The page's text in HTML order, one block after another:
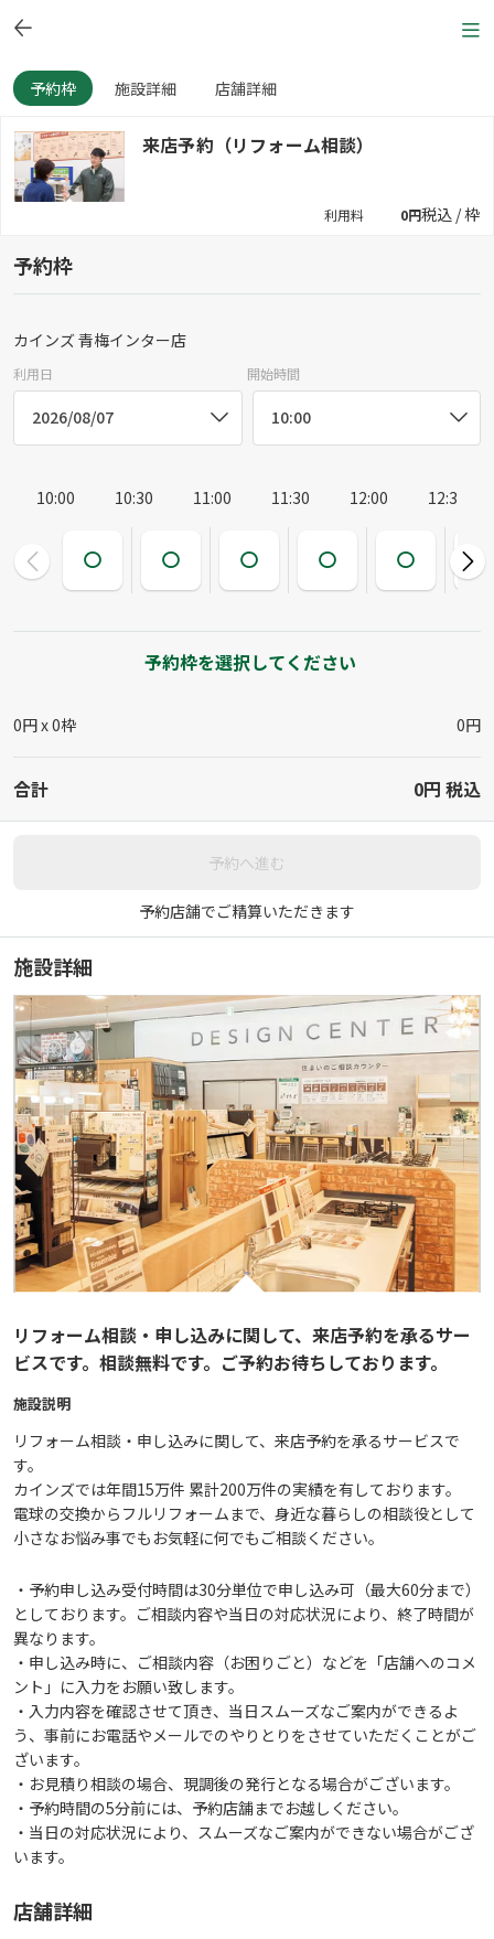
予約枠 施設詳細 店舗詳細
来店予約（リフォーム相談）
利用料 0円税込 / 枠
予約枠
カインズ 青梅インター店
利用日
2026/08/07
開始時間
10:00
10:00 10:30 11:00 11:30 12:00 12:30
予約枠を選択してください
0円 x0枠 0円
合計 0円 税込
予約へ進む
予約店舗でご精算いただきます
施設詳細
リフォーム相談・申し込みに関して、来店予約を承るサー
ビスです。相談無料です。ご予約お待ちしております。
施設説明
リフォーム相談・申し込みに関して、来店予約を承るサービスで
す。
カインズでは年間15万件 累計200万件の実績を有しております。
電球の交換からフルリフォームまで、身近な暮らしの相談役として
小さなお悩み事でもお気軽に何でもご相談ください。
・予約申し込み受付時間は30分単位で申し込み可（最大60分まで）
としております。ご相談内容や当日の対応状況により、終了時間が
異なります。
・申し込み時に、ご相談内容（お困りごと）などを「店舗へのコメ
ント」に入力をお願い致します。
・入力内容を確認させて頂き、当日スムーズなご案内ができるよ
う、事前にお電話やメールでのやりとりをさせていただくことがご
ざいます。
・お見積り相談の場合、現調後の発行となる場合がございます。
・予約時間の5分前には、予約店舗までお越しください。
・当日の対応状況により、スムーズなご案内ができない場合がござ
います。
店舗詳細